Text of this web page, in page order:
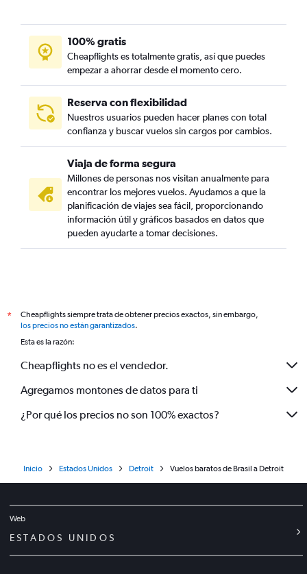
100% gratis
Cheapflights es totalmente gratis, así que puedes
empezar a ahorrar desde el momento cero.
Reserva con flexibilidad
Nuestros usuarios pueden hacer planes con total
confianza y buscar vuelos sin cargos por cambios.
Viaja de forma segura
Millones de personas nos visitan anualmente para
encontrar los mejores vuelos. Ayudamos a que la
planificación de viajes sea fácil, proporcionando
información útil y gráficos basados en datos que
pueden ayudarte a tomar decisiones.
*
Cheapflights siempre trata de obtener precios exactos, sin embargo,
los precios no están garantizados.
Esta es la razón:
Cheapflights no es el vendedor.
Agregamos montones de datos para ti
¿Por qué los precios no son 100% exactos?
Inicio Estados Unidos Detroit Vuelos baratos de Brasil a Detroit
Web
ESTADOS UNIDOS